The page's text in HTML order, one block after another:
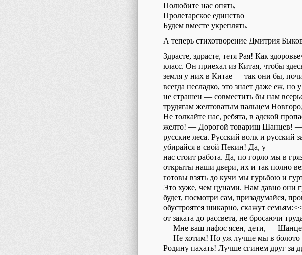
Полюбите нас опять,
Пролетарское единство
Будем вместе укреплять.
А теперь стихотворение Дмитрия
Здрасте, здрасте, тетя Рая! Как
класс. Он приехал из Китая, чтобы
земля у них в Китае — так они бы,
всегда несладко, это знает даже еж,
не страшен — совместить бы нам
трудягам желтоватым пальцем
Не толкайте нас, ребята, в адской
желто! — Дорогой товарищ Шанцев! —
русские леса. Русский волк и русский
убирайся в свой Пекин! Да, у
нас стоит работа. Да, по горло мы в
открыты наши двери, их и так полно
готовы взять до кучи мы гурьбою и
Это хуже, чем цунами. Нам давно они
будет, посмотри сам, призадумайся,
обустроятся шикарно, скажут
от заката до рассвета, не бросаючи
— Мне ваш пафос ясен, дети, — Шанцев
— Не хотим! Но уж лучше мы в болото
Родину пахать! Лучше сгинем друг за